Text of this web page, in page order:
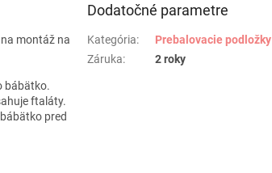
montáž na
bábätko.
ftaláty.
pred
Dodatočné parametre
Kategória:
Prebalovacie podložky
Záruka: 2 roky